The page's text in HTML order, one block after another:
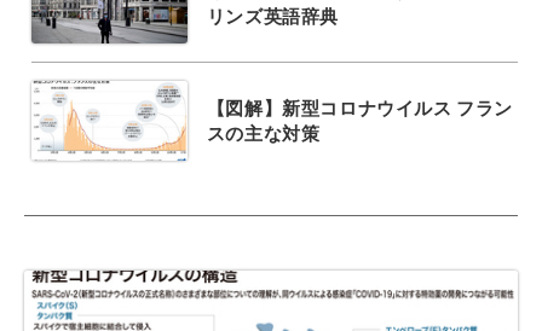
リンズ英語辞典
【図解】新型コロナウイルス フラン
スの主な対策